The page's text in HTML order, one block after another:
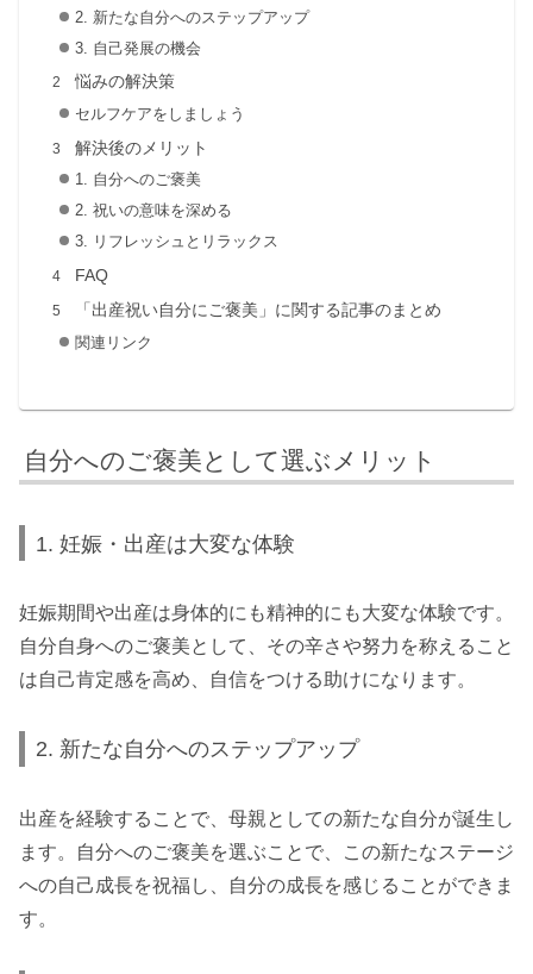
2. 新たな自分へのステップアップ
3. 自己発展の機会
悩みの解決策
セルフケアをしましょう
解決後のメリット
1. 自分へのご褒美
2. 祝いの意味を深める
3. リフレッシュとリラックス
FAQ
「出産祝い自分にご褒美」に関する記事のまとめ
関連リンク
自分へのご褒美として選ぶメリット
1. 妊娠・出産は大変な体験
妊娠期間や出産は身体的にも精神的にも大変な体験です。
自分自身へのご褒美として、その辛さや努力を称えること
は自己肯定感を高め、自信をつける助けになります。
2. 新たな自分へのステップアップ
出産を経験することで、母親としての新たな自分が誕生し
ます。自分へのご褒美を選ぶことで、この新たなステージ
への自己成長を祝福し、自分の成長を感じることができま
す。